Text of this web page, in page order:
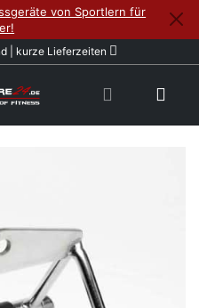
von Sportlern für
| kurze Lieferzeiten